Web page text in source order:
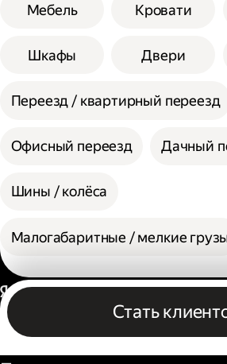
Мебель Кровати
Шкафы Двери
Переезд / квартирный переезд
Офисный переезд Дачный
Шины / колёса
Малогабаритные / мелкие
Стать
Бизнесу